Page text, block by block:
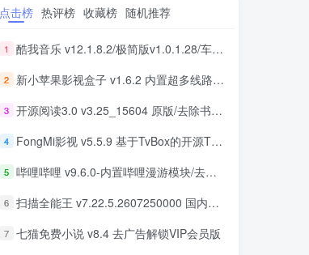
点击榜 热评榜 收藏榜 随机推荐
1 酷我音乐 v12.1.8.2/极简版v1.0.1.28/车机版v7.6.2.21 去广告解锁会员版最新可用版
2 新小苹果影视盒子 v1.6.2 内置超多线路 免捐赠版
3 开源阅读3.0 v3.25_15604 原版/去除书源限制/内置书源版 及 2025.09月书源
4 FongMi影视 v5.5.9 基于TvBox的开源TV盒子&安卓影视播放器
5 哔哩哔哩 v9.6.0-内置哔哩漫游模块/去广告精简优化版
6 扫描全能王 v7.22.5.2607250000 国内版/国际版 解锁本地会员
7 七猫免费小说 v8.4 去广告解锁VIP会员版